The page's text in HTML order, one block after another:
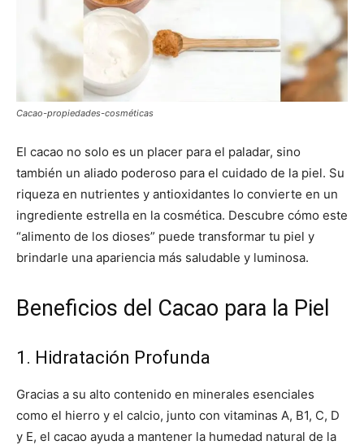
Cacao-propiedades-cosméticas
El cacao no solo es un placer para el paladar, sino
también un aliado poderoso para el cuidado de la piel. Su
riqueza en nutrientes y antioxidantes lo convierte en un
ingrediente estrella en la cosmética. Descubre cómo este
“alimento de los dioses” puede transformar tu piel y
brindarle una apariencia más saludable y luminosa.
Beneficios del Cacao para la Piel
1. Hidratación Profunda
Gracias a su alto contenido en minerales esenciales
como el hierro y el calcio, junto con vitaminas A, B1, C, D
y E, el cacao ayuda a mantener la humedad natural de la